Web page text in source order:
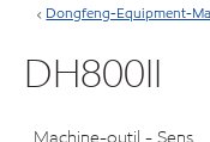
Dongfeng-Equipment-
DH800II
Machine-outil - Sens